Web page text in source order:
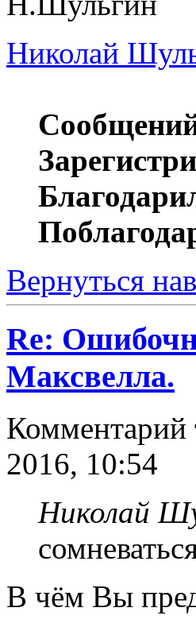
Николай
Вернуться
Re:
Максвелла.
Комментарий
2016, 10:54
Николай
В чём Вы